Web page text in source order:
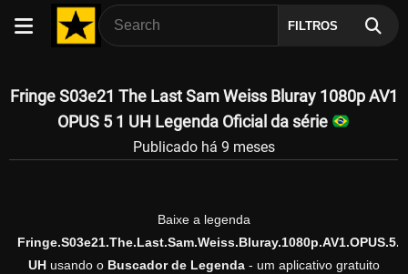
FILTROS
Fringe S03e21 The Last Sam Weiss Bluray 1080p AV1
OPUS 5 1 UH Legenda Oficial da série
Publicado há 9 meses
Baixe a legenda
UHusando o Buscador de Legenda- um aplicativo gratuito